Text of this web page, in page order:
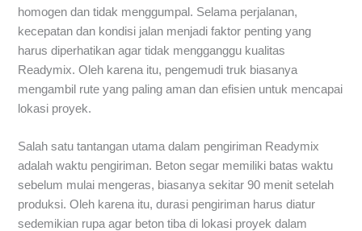
homogen dan tidak menggumpal. Selama perjalanan,
kecepatan dan kondisi jalan menjadi faktor penting yang
harus diperhatikan agar tidak mengganggu kualitas
Readymix. Oleh karena itu, pengemudi truk biasanya
mengambil rute yang paling aman dan efisien untuk mencapai
lokasi proyek.
Salah satu tantangan utama dalam pengiriman Readymix
adalah waktu pengiriman. Beton segar memiliki batas waktu
sebelum mulai mengeras, biasanya sekitar 90 menit setelah
produksi. Oleh karena itu, durasi pengiriman harus diatur
sedemikian rupa agar beton tiba di lokasi proyek dalam